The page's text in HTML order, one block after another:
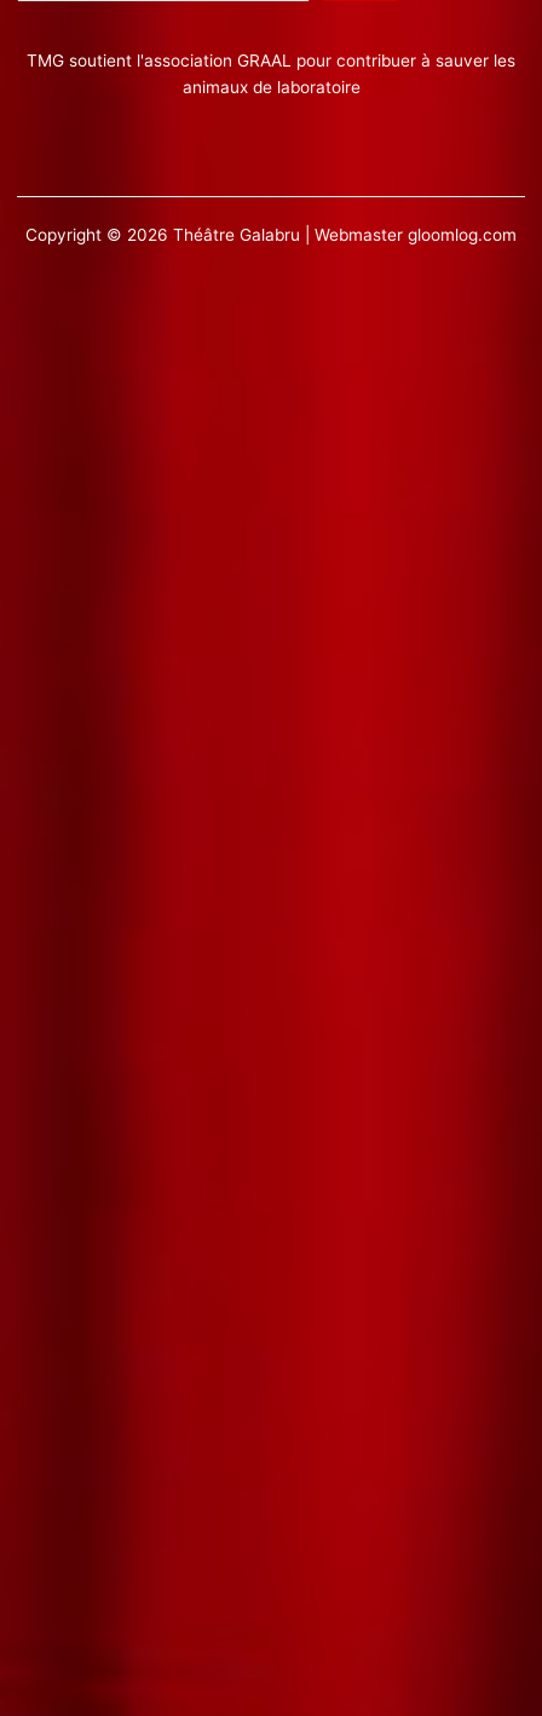
TMG soutient l'association GRAAL pour contribuer à sauver les
animaux de laboratoire
Copyright © 2026 Théâtre Galabru | Webmaster gloomlog.com